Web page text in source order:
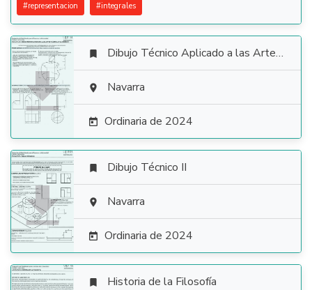
#representacion #integrales

 Dibujo Técnico Aplicado a las Artes Plásticas y al Diseño II
 Navarra
 Ordinaria de 2024

 Dibujo Técnico II
 Navarra
 Ordinaria de 2024
 Historia de la Filosofía